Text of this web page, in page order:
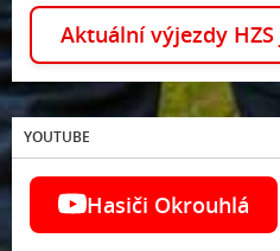
Aktuální výjezdy HZS
YOUTUBE
Hasiči Okrouhlá